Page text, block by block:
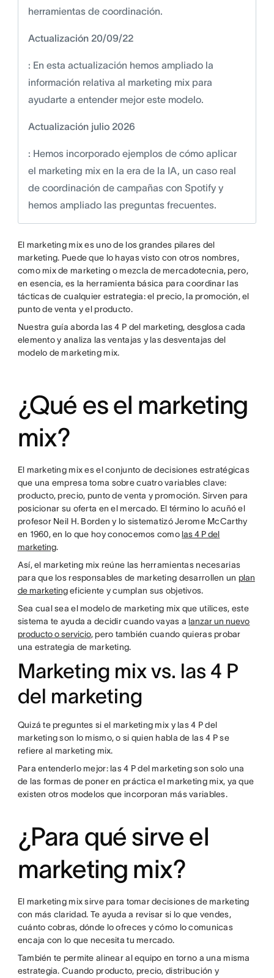
herramientas de coordinación.
Actualización 20/09/22
: En esta actualización hemos ampliado la
información relativa al marketing mix para
ayudarte a entender mejor este modelo.
Actualización julio 2026
: Hemos incorporado ejemplos de cómo aplicar
el marketing mix en la era de la IA, un caso real
de coordinación de campañas con Spotify y
hemos ampliado las preguntas frecuentes.
El marketing mix es uno de los grandes pilares del
marketing. Puede que lo hayas visto con otros nombres,
como mix de marketing o mezcla de mercadotecnia, pero,
en esencia, es la herramienta básica para coordinar las
tácticas de cualquier estrategia: el precio, la promoción, el
punto de venta y el producto.
Nuestra guía aborda las 4 P del marketing, desglosa cada
elemento y analiza las ventajas y las desventajas del
modelo de marketing mix.
¿Qué es el marketing
mix?
El marketing mix es el conjunto de decisiones estratégicas
que una empresa toma sobre cuatro variables clave:
producto, precio, punto de venta y promoción. Sirven para
posicionar su oferta en el mercado. El término lo acuñó el
profesor Neil H. Borden y lo sistematizó Jerome McCarthy
en 1960, en lo que hoy conocemos como las 4 P del
marketing.
Así, el marketing mix reúne las herramientas necesarias
para que los responsables de marketing desarrollen un plan
de marketingeficiente y cumplan sus objetivos.
Sea cual sea el modelo de marketing mix que utilices, este
sistema te ayuda a decidir cuando vayas a lanzar un nuevo
producto o servicio, pero también cuando quieras probar
una estrategia de marketing.
Marketing mix vs. las 4 P
del marketing
Quizá te preguntes si el marketing mix y las 4 P del
marketing son lo mismo, o si quien habla de las 4 P se
refiere al marketing mix.
Para entenderlo mejor: las 4 P del marketing son solo una
de las formas de poner en práctica el marketing mix, ya que
existen otros modelos que incorporan más variables.
¿Para qué sirve el
marketing mix?
El marketing mix sirve para tomar decisiones de marketing
con más claridad. Te ayuda a revisar si lo que vendes,
cuánto cobras, dónde lo ofreces y cómo lo comunicas
encaja con lo que necesita tu mercado.
También te permite alinear al equipo en torno a una misma
estrategia. Cuando producto, precio, distribución y